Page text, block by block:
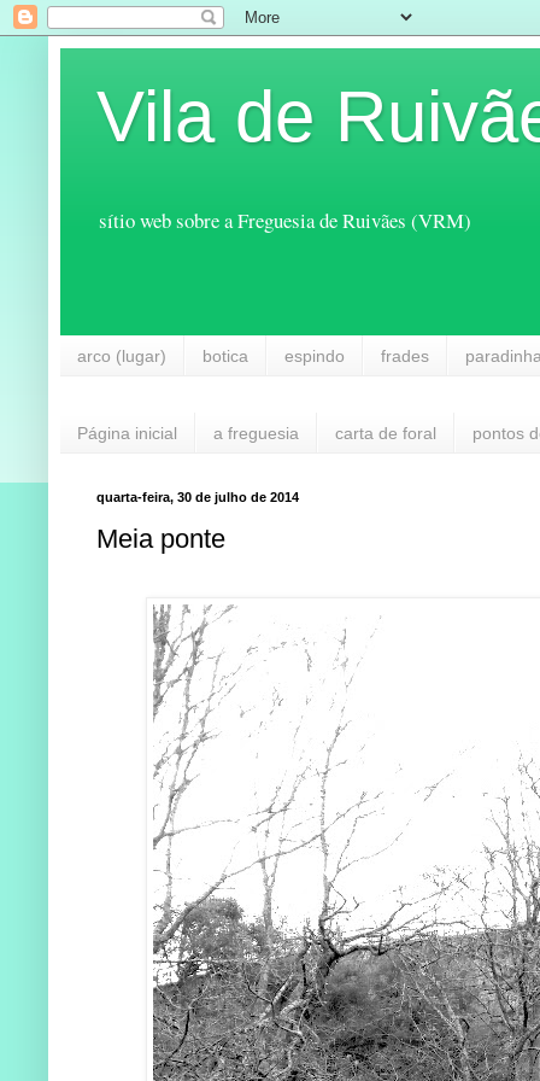
Vila de
sítio web sobre a Freguesia de Ruivães (VRM)
arco (lugar) botica espindo frades
Página inicial a freguesia carta de foral pontos
quarta-feira, 30 de julho de 2014
Meia ponte